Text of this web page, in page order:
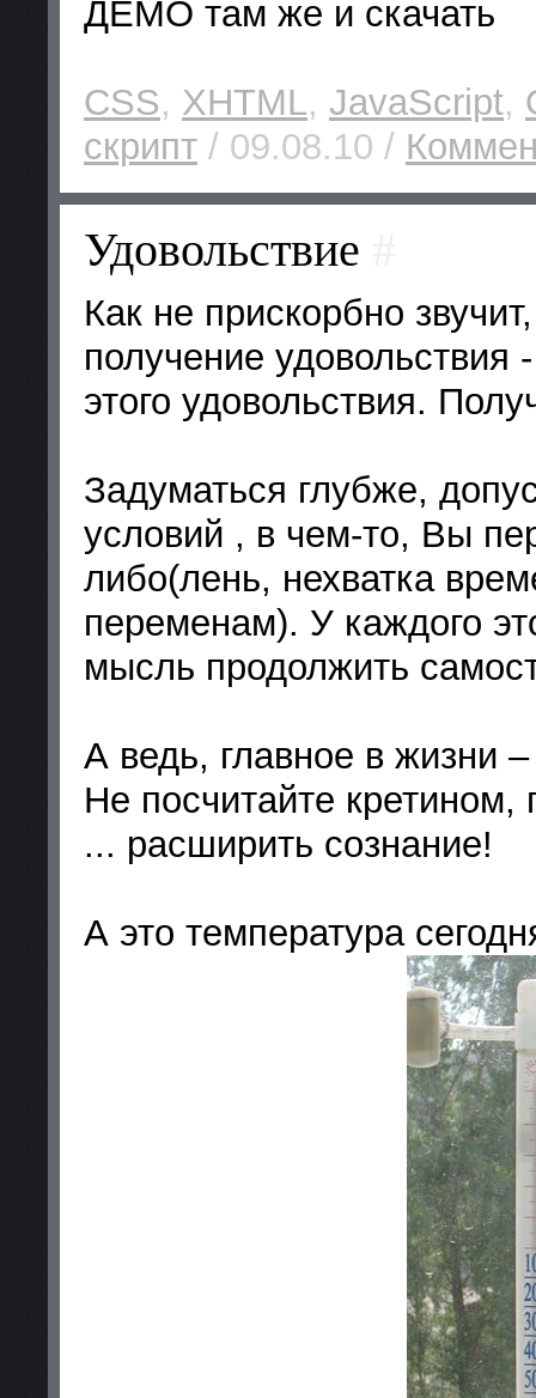
ДЕМО там же и скачать
CSS, XHTML, JavaScript,
скрипт / 09.08.10 /
Удовольствие
Как не прискорбно
получение удовольствия
этого удовольствия.
Задуматься глубже,
условий , в чем-то, Вы
либо(лень, нехватка
переменам). У каждого
мысль продолжить
А ведь, главное в жизни
Не посчитайте
... расширить сознание!
А это температура